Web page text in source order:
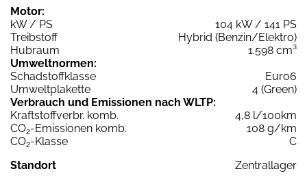
Motor:
kW / PS
104 kW / 141 PS
Treibstoff
Hybrid (Benzin/Elektro)
Hubraum
1.598 cm³
Umweltnormen:
Schadstoffklasse
Euro6
Umweltplakette
4 (Green)
Verbrauch und Emissionen nach WLTP:
Kraftstoffverbr. komb.
4,8 l/100km
CO2-Emissionen komb.
108 g/km
CO2-Klasse
C
Standort
Zentrallager